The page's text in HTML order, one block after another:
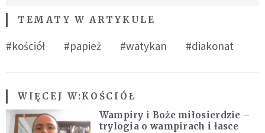
TEMATY W ARTYKULE
#kościół #papież #watykan #diakonat
WIĘCEJ W:KOŚCIÓŁ
Wampiry i Boże miłosierdzie –
trylogia o wampirach i łasce